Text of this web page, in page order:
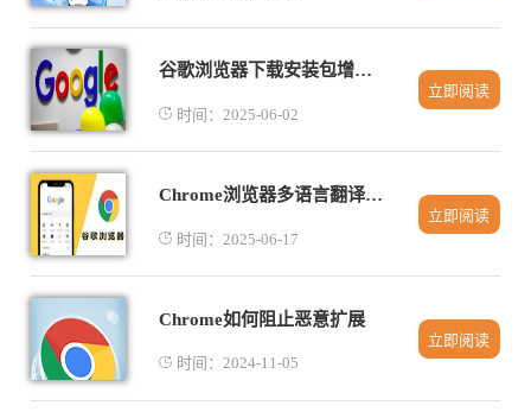
谷歌浏览器下载安装包增量更新策略详解
时间：2025-06-02
立即阅读
Chrome浏览器多语言翻译插件推荐排行榜
时间：2025-06-17
立即阅读
Chrome如何阻止恶意扩展
时间：2024-11-05
立即阅读